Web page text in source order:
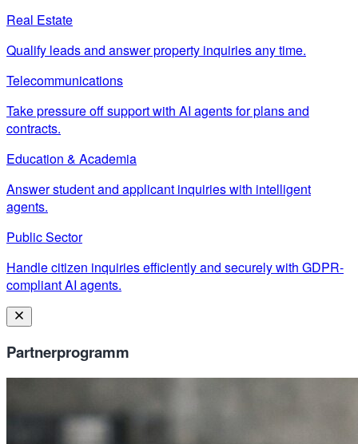
Real Estate
Qualify leads and answer property inquiries any time.
Telecommunications
Take pressure off support with AI agents for plans and
contracts.
Education & Academia
Answer student and applicant inquiries with intelligent
agents.
Public Sector
Handle citizen inquiries efficiently and securely with GDPR-
compliant AI agents.
Partnerprogramm